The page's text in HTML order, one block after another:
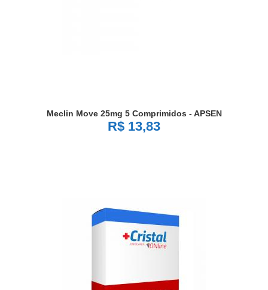
Meclin Move 25mg 5 Comprimidos - APSEN
R$ 13,83